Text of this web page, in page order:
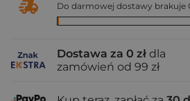
Do darmowej dostawy brakuje
Dostawa za 0 zł dla
zamówień od 99 zł